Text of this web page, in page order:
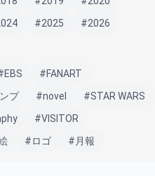
#2025 #2026
#FANART
プ #novel
#STAR WARS
#VISITOR
#ロゴ #月報